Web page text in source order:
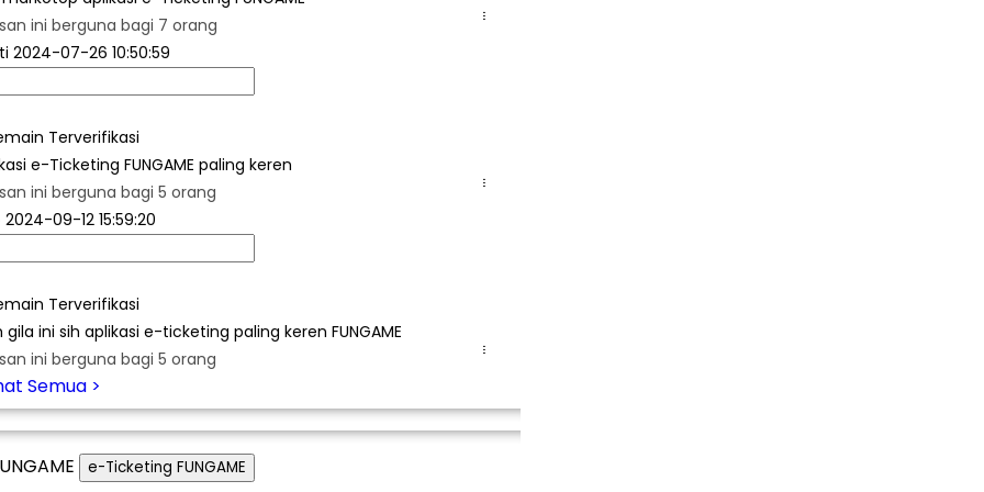
ini berguna bagi 7 orang
...
2024-07-26 10:50:59
Terverifikasi
e-Ticketing FUNGAME paling keren
ini berguna bagi 5 orang
...
2024-09-12 15:59:20
Terverifikasi
gila ini sih aplikasi e-ticketing paling keren FUNGAME
ini berguna bagi 5 orang
...
Semua >
e-Ticketing FUNGAME